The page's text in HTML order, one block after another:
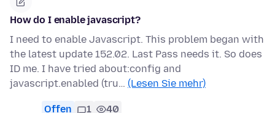
How do I enable javascript?
I need to enable Javascript. This problem began with
the latest update 152.02. Last Pass needs it. So does
ID me. I have tried about:config and
javascript.enabled (tru… (Lesen Sie mehr)
Offen 1 40